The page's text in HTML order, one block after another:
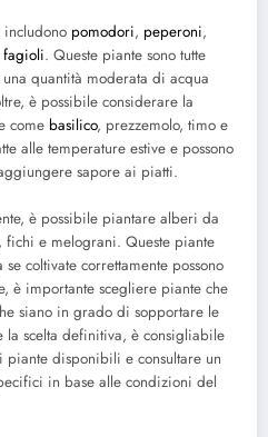
pomodori, peperoni,
fagioli. Queste piante sono tutte
quantità moderata di acqua
è possibile considerare la
come basilico, prezzemolo, timo e
alle temperature estive e possono
sapore ai piatti.
è possibile piantare alberi da
fichi e melograni. Queste piante
coltivate correttamente possono
è importante scegliere piante che
siano in grado di sopportare le
scelta definitiva, è consigliabile
disponibili e consultare un
in base alle condizioni del